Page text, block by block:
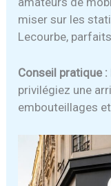
miser sur les
Lecourbe,
Conseil pratique :
privilégiez une
embouteillages